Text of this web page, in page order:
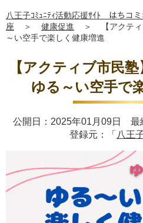
八王子ｺﾐｭﾆﾃｨ活動応援ｻｲﾄ はちコミ
座
＞ 健康促進 ＞
【アクテ
～い空手で楽しく健康増進
【アクティブ市民
ゆる～い空手で
公開日：2025年01月09日 最
登録元：「 八王